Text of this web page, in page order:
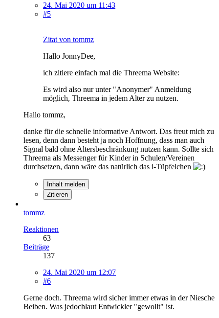
24. Mai 2020 um 11:43
#5
Zitat von tommz
Hallo JonnyDee,
ich zitiere einfach mal die Threema Website:
Es wird also nur unter "Anonymer" Anmeldung
möglich, Threema in jedem Alter zu nutzen.
Hallo tommz,
danke für die schnelle informative Antwort. Das freut mich zu
lesen, denn dann besteht ja noch Hoffnung, dass man auch
Signal bald ohne Altersbeschränkung nutzen kann. Sollte sich
Threema als Messenger für Kinder in Schulen/Vereinen
durchsetzen, dann wäre das natürlich das i-Tüpfelchen
Inhalt melden
Zitieren
tommz
Reaktionen
63
Beiträge
137
24. Mai 2020 um 12:07
#6
Gerne doch. Threema wird sicher immer etwas in der Niesche
Beiben. Was jedochlaut Entwickler "gewollt" ist.